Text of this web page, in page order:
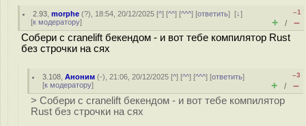
2.93 ,morphe (?), 18:54, 20/12/2025 [^] [^^] [^^^] [ответить][↓]
[к модератору]
–1
+ / –
Собери с cranelift бекендом - и вот тебе компилятор Rust
без строчки на сях
3.108 ,Аноним (-), 21:06, 20/12/2025 [^] [^^] [^^^] [ответить]
[к модератору]
–3
+ / –
> Собери с cranelift бекендом - и вот тебе компилятор
Rust без строчки на сях